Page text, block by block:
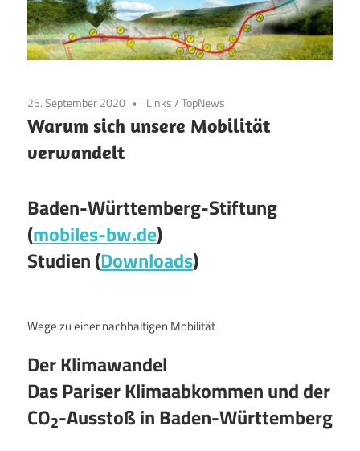
25. September 2020 Links/TopNews
Warum sich unsere Mobilität
verwandelt
Baden-Württemberg-Stiftung
(mobiles-bw.de)
Studien (Downloads)
Wege zu einer nachhaltigen Mobilität
Der Klimawandel
Das Pariser Klimaabkommen und der
CO2-Ausstoß in Baden-Württemberg